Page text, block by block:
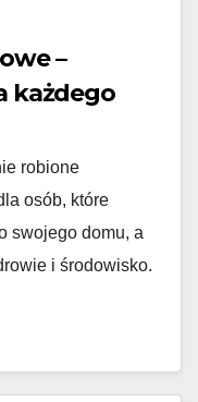
–
każdego
robione
osób, które
swojego domu, a
i środowisko.